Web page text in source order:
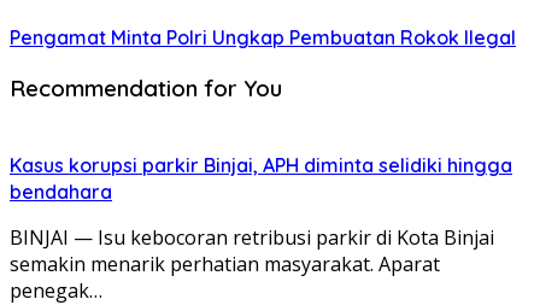
Pengamat Minta Polri Ungkap Pembuatan Rokok Ilegal
Recommendation for You
Kasus korupsi parkir Binjai, APH diminta selidiki hingga
bendahara
BINJAI — Isu kebocoran retribusi parkir di Kota Binjai
semakin menarik perhatian masyarakat. Aparat
penegak…